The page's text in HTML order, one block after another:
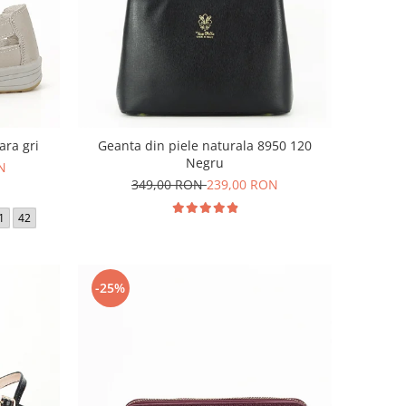
gri
42
Geanta din piele naturala 8950 120
Negru
349,00 RON239,00 RON
-25%